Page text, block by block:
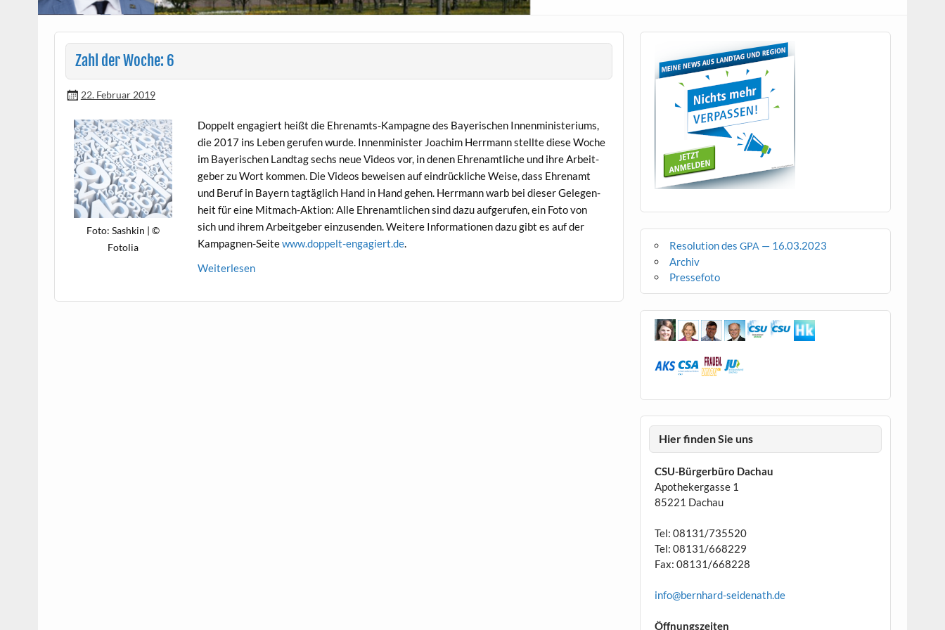
Zahl der Woche: 6
22. Februar 2019
Foto: Sashkin | ©
Fotolia
Dop­pelt engagiert heißt die Ehre­namts-Kam­pagne des Bay­erischen Innen­min­is­teri­ums,
die 2017 ins Leben gerufen wurde. Innen­min­is­ter Joachim Her­rmann stellte diese Woche
im Bay­erischen Land­tag sechs neue Videos vor, in denen Ehre­namtliche und ihre Arbeit­
ge­ber zu Wort kom­men. Die Videos beweisen auf ein­drück­liche Weise, dass Ehre­namt
und Beruf in Bay­ern tagtäglich Hand in Hand gehen. Her­rmann warb bei dieser Gele­gen­
heit für eine Mit­mach-Aktion: Alle Ehre­namtlichen sind dazu aufgerufen, ein Foto von
sich und ihrem Arbeit­ge­ber einzusenden. Weit­ere Infor­ma­tio­nen dazu gibt es auf der
Kam­pag­nen-Seitewww.doppelt-engagiert.de.
Weit­er­lesen
Resolution desGPA — 16.03.2023
Archiv
Pressefoto
Hier finden Sie uns
CSU-Bürgerbüro Dachau
Apothekergasse 1
85221 Dachau
Tel: 08131/735520
Tel: 08131/668229
Fax: 08131/668228
info@bernhard-seidenath.de
Öffnungszeiten